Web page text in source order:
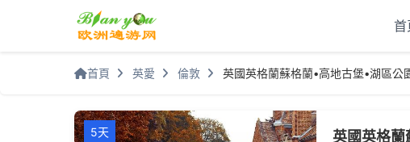
首
首頁 英愛 倫敦 英國英格蘭蘇格蘭•高地古堡•湖區公
5天 英國英格蘭